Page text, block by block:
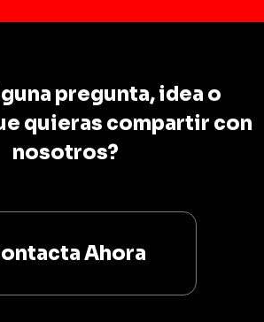
pregunta, idea o
quieras compartir con
nosotros?
Ahora